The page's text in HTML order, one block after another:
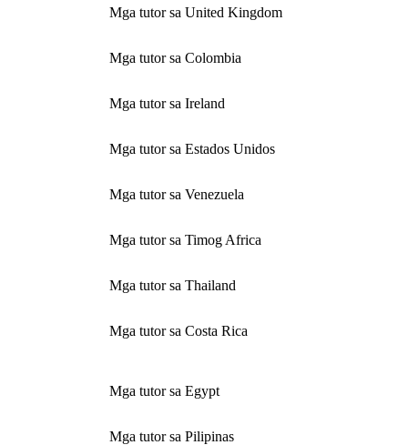
Mga tutor sa United Kingdom
Mga tutor sa Colombia
Mga tutor sa Ireland
Mga tutor sa Estados Unidos
Mga tutor sa Venezuela
Mga tutor sa Timog Africa
Mga tutor sa Thailand
Mga tutor sa Costa Rica
Mga tutor sa Egypt
Mga tutor sa Pilipinas